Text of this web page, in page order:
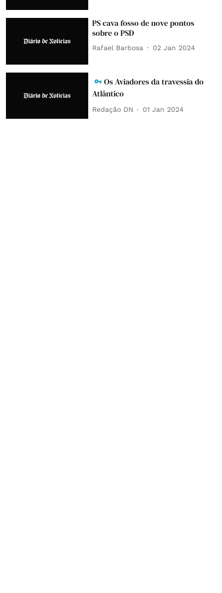
PS cava fosso de nove pontos
sobre o PSD
Rafael Barbosa 02 Jan 2024
Os Aviadores da travessia do
Atlântico
Redação DN 01 Jan 2024